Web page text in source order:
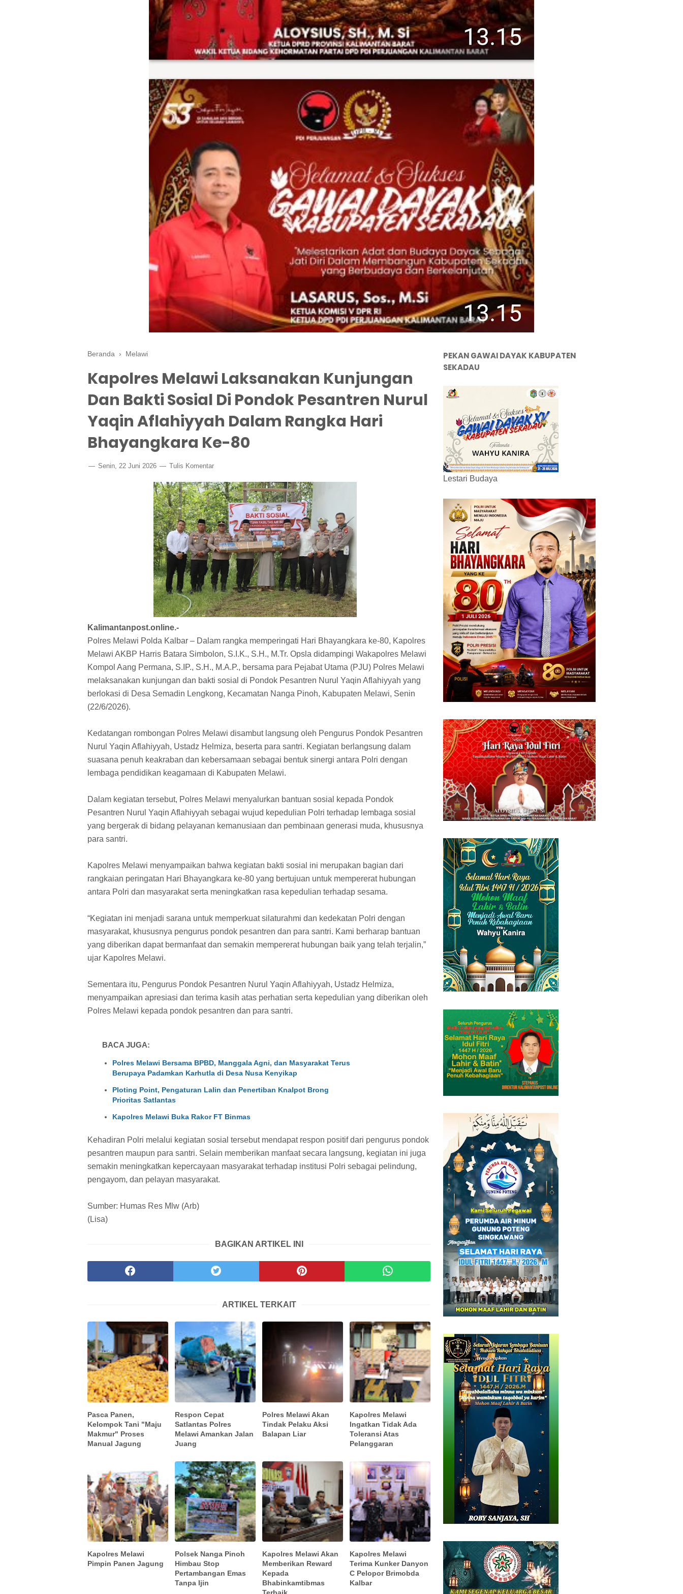
Beranda › Melawi
Kapolres Melawi Laksanakan Kunjungan
Dan Bakti Sosial Di Pondok Pesantren Nurul
Yaqin Aflahiyyah Dalam Rangka Hari
Bhayangkara Ke-80
Senin, 22 Juni 2026 Tulis Komentar
Kalimantanpost.online.-
Polres Melawi Polda Kalbar – Dalam rangka memperingati Hari Bhayangkara ke-80, Kapolres
Melawi AKBP Harris Batara Simbolon, S.I.K., S.H., M.Tr. Opsla didampingi Wakapolres Melawi
Kompol Aang Permana, S.IP., S.H., M.A.P., bersama para Pejabat Utama (PJU) Polres Melawi
melaksanakan kunjungan dan bakti sosial di Pondok Pesantren Nurul Yaqin Aflahiyyah yang
berlokasi di Desa Semadin Lengkong, Kecamatan Nanga Pinoh, Kabupaten Melawi, Senin
(22/6/2026).
Kedatangan rombongan Polres Melawi disambut langsung oleh Pengurus Pondok Pesantren
Nurul Yaqin Aflahiyyah, Ustadz Helmiza, beserta para santri. Kegiatan berlangsung dalam
suasana penuh keakraban dan kebersamaan sebagai bentuk sinergi antara Polri dengan
lembaga pendidikan keagamaan di Kabupaten Melawi.
Dalam kegiatan tersebut, Polres Melawi menyalurkan bantuan sosial kepada Pondok
Pesantren Nurul Yaqin Aflahiyyah sebagai wujud kepedulian Polri terhadap lembaga sosial
yang bergerak di bidang pelayanan kemanusiaan dan pembinaan generasi muda, khususnya
para santri.
Kapolres Melawi menyampaikan bahwa kegiatan bakti sosial ini merupakan bagian dari
rangkaian peringatan Hari Bhayangkara ke-80 yang bertujuan untuk mempererat hubungan
antara Polri dan masyarakat serta meningkatkan rasa kepedulian terhadap sesama.
“Kegiatan ini menjadi sarana untuk memperkuat silaturahmi dan kedekatan Polri dengan
masyarakat, khususnya pengurus pondok pesantren dan para santri. Kami berharap bantuan
yang diberikan dapat bermanfaat dan semakin mempererat hubungan baik yang telah terjalin,”
ujar Kapolres Melawi.
Sementara itu, Pengurus Pondok Pesantren Nurul Yaqin Aflahiyyah, Ustadz Helmiza,
menyampaikan apresiasi dan terima kasih atas perhatian serta kepedulian yang diberikan oleh
Polres Melawi kepada pondok pesantren dan para santri.
BACA JUGA:
Polres Melawi Bersama BPBD, Manggala Agni, dan Masyarakat Terus
Berupaya Padamkan Karhutla di Desa Nusa Kenyikap
Ploting Point, Pengaturan Lalin dan Penertiban Knalpot Brong
Prioritas Satlantas
Kapolres Melawi Buka Rakor FT Binmas
Kehadiran Polri melalui kegiatan sosial tersebut mendapat respon positif dari pengurus pondok
pesantren maupun para santri. Selain memberikan manfaat secara langsung, kegiatan ini juga
semakin meningkatkan kepercayaan masyarakat terhadap institusi Polri sebagai pelindung,
pengayom, dan pelayan masyarakat.
Sumber: Humas Res Mlw (Arb)
(Lisa)
BAGIKAN ARTIKEL INI
ARTIKEL TERKAIT
Pasca Panen,
Kelompok Tani "Maju
Makmur" Proses
Manual Jagung
Respon Cepat
Satlantas Polres
Melawi Amankan Jalan
Juang
Polres Melawi Akan
Tindak Pelaku Aksi
Balapan Liar
Kapolres Melawi
Ingatkan Tidak Ada
Toleransi Atas
Pelanggaran
Kapolres Melawi
Pimpin Panen Jagung
Polsek Nanga Pinoh
Himbau Stop
Pertambangan Emas
Tanpa Ijin
Kapolres Melawi Akan
Memberikan Reward
Kepada
Bhabinkamtibmas
Kapolres Melawi
Terima Kunker Danyon
C Pelopor Brimobda
Kalbar
PEKAN GAWAI DAYAK KABUPATEN
SEKADAU
Lestari Budaya